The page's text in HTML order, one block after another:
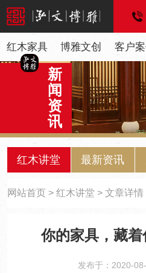
红木家具 博雅文创 客户案
新
闻
资
讯
红木讲堂 最新资讯
网站首页> 红木讲堂 > 文章详情
你的家具，藏
发布于：2020-